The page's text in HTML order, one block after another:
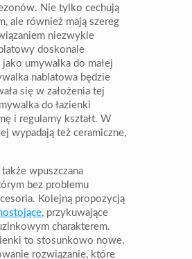
Nie tylko cechują
ale również mają szereg
niezwykle
doskonale
umywalka do małej
nablatowa będzie
się w założenia tej
do łazienki
i regularny kształt. W
wypadają też ceramiczne,
wpuszczana
bez problemu
Kolejną propozycją
, przykuwające
charakterem.
to stosunkowo nowe,
rozwiązanie, które